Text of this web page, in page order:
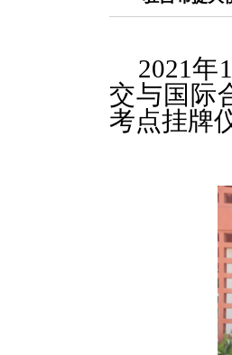
2021年
交与国际
考点挂牌